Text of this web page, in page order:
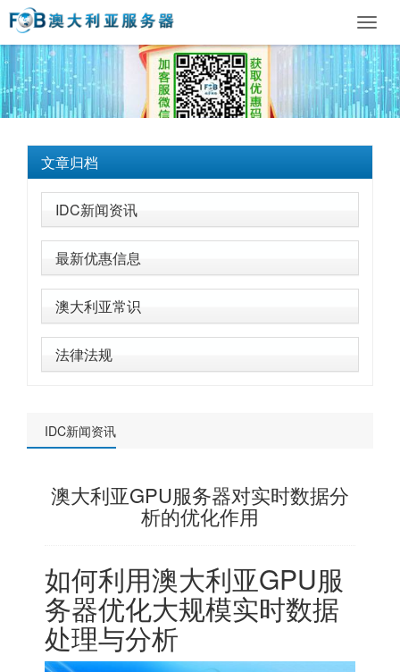
文章归档
IDC新闻资讯
最新优惠信息
澳大利亚常识
法律法规
IDC新闻资讯
澳大利亚GPU服务器对实时数据分
析的优化作用
如何利用澳大利亚GPU服
务器优化大规模实时数据
处理与分析